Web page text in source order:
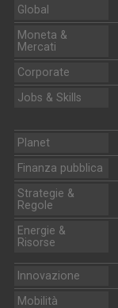
Global
Moneta &
Mercati
Corporate
Jobs & Skills
Planet
Finanza pubblica
Strategie &
Regole
Energie &
Risorse
Innovazione
Mobilità